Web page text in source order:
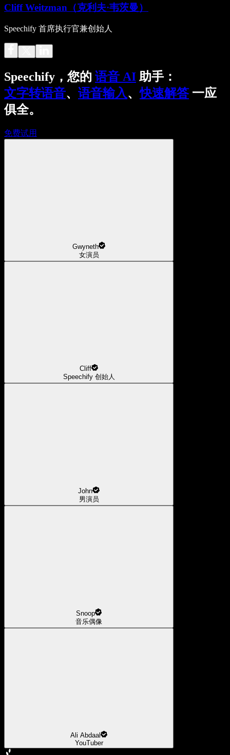
Cliff Weitzman（克利夫·韦茨曼）
Speechify 首席执行官兼创始人
Speechify，您的 语音 AI 助手：
文字转语音、 语音输入、快速解答一应
俱全。
免费试用
Gwyneth
女演员
Cliff
Speechify 创始人
John
男演员
Snoop
音乐偶像
Ali Abdaal
YouTuber